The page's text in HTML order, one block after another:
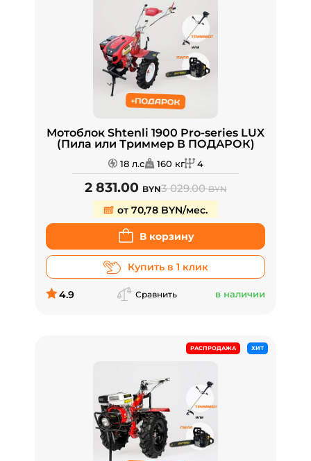
Мотоблок Shtenli 1900 Pro-series LUX
(Пила или Триммер В ПОДАРОК)
18 л.с 160 кг 4
2 831.00 BYN3 029.00BYN
от 70,78 BYN/мес.
В корзину
Купить в 1 клик
4.9 Сравнить в наличии
РАСПРОДАЖА ХИТ